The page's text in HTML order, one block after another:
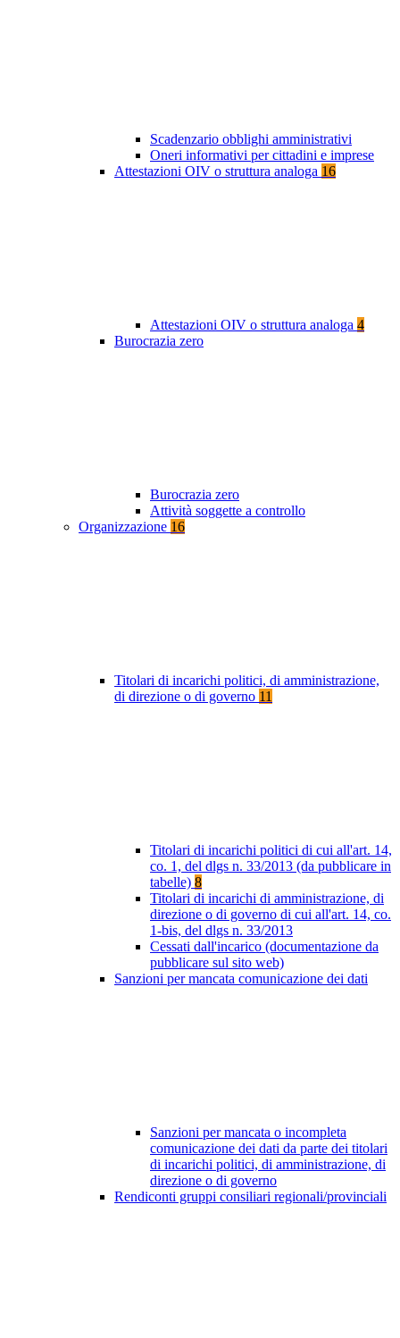
Scadenzario obblighi amministrativi
Oneri informativi per cittadini e imprese
Attestazioni OIV o struttura analoga 16
Attestazioni OIV o struttura analoga 4
Burocrazia zero
Burocrazia zero
Attività soggette a controllo
Organizzazione 16
Titolari di incarichi politici, di amministrazione,
di direzione o di governo 11
Titolari di incarichi politici di cui all'art. 14,
co. 1, del dlgs n. 33/2013 (da pubblicare in
tabelle) 8
Titolari di incarichi di amministrazione, di
direzione o di governo di cui all'art. 14, co.
1-bis, del dlgs n. 33/2013
Cessati dall'incarico (documentazione da
pubblicare sul sito web)
Sanzioni per mancata comunicazione dei dati
Sanzioni per mancata o incompleta
comunicazione dei dati da parte dei titolari
di incarichi politici, di amministrazione, di
direzione o di governo
Rendiconti gruppi consiliari regionali/provinciali